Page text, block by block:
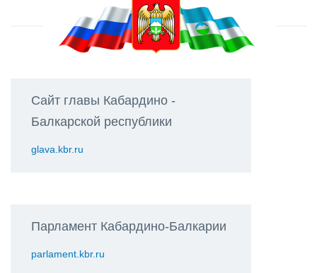
Сайт главы Кабардино -
Балкарской республики
glava.kbr.ru
Парламент Кабардино-Балкарии
parlament.kbr.ru